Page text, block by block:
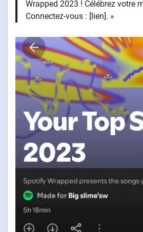
Wrapped 2023 ! Célébrez votre
Connectez-vous : [lien]. »